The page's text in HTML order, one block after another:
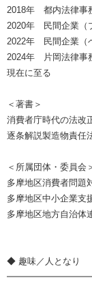
2018年 都内法律
2020年 民間企業（
2022年 民間企業（
2024年 片岡法律
現在に至る
＜著書＞
消費者庁時代の法改
逐条解説製造物責任
＜所属団体・委員会
多摩地区消費者問題
多摩地区中小企業支
多摩地区地方自治体
◆ 趣味／人となり